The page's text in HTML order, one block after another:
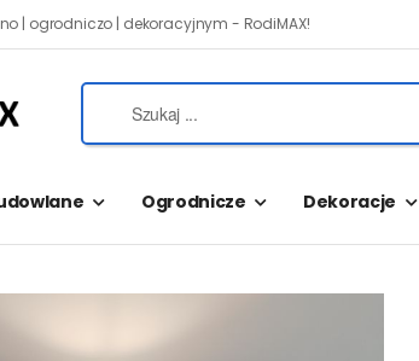
| ogrodniczo | dekoracyjnym - RodiMAX!
Ogrodnicze Dekoracje